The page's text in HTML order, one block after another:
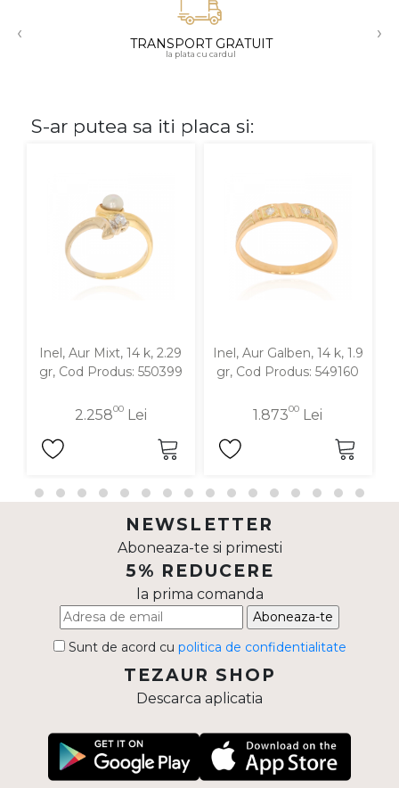
18K
‹ TRANSPORT GRATUIT
la plata cu cardul
›
S-ar putea sa iti placa si:
Inel, Aur Mixt, 14 k, 2.29
gr, Cod Produs: 550399
2.25800Lei
Inel, Aur Galben, 14 k, 1.9
gr, Cod Produs: 549160
1.87300 Lei
NEWSLETTER
Aboneaza-te si primesti
5% REDUCERE
la prima comanda
Aboneaza-te
Sunt de acord cu politica de confidentialitate
TEZAUR SHOP
Descarca aplicatia